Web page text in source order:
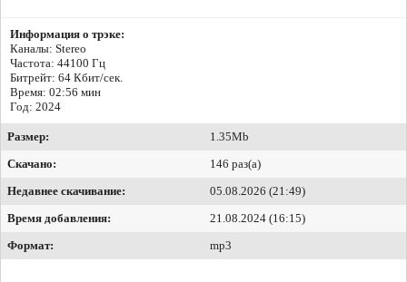
Информация о трэке:
Каналы: Stereo
Частота: 44100 Гц
Битрейт: 64 Кбит/сек.
Время: 02:56 мин
Год: 2024
Размер:
1.35Mb
Скачано:
146 раз(а)
Недавнее скачивание:
05.08.2026 (21:49)
Время добавления:
21.08.2024 (16:15)
Формат:
mp3